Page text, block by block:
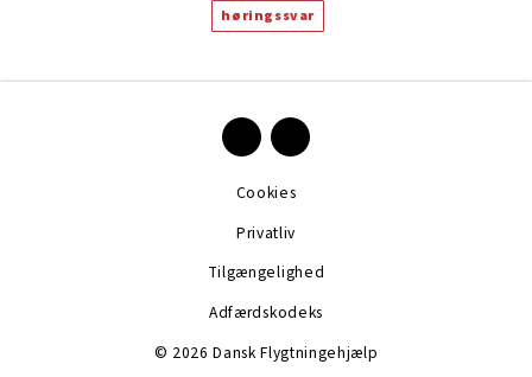
høringssvar
© 2026 Dansk Flygtningehjælp
Cookies
Privatliv
Tilgængelighed
Adfærdskodeks